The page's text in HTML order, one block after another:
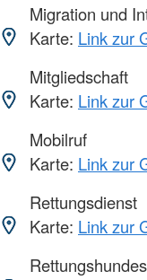
Migration und
Karte: Link zur
Mitgliedschaft
Karte: Link zur
Mobilruf
Karte: Link zur
Rettungsdienst
Karte: Link zur